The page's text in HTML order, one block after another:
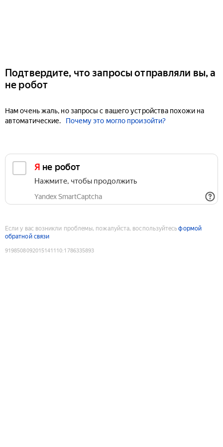
Подтвердите, что запросы отправляли вы, а
не робот
Нам очень жаль, но запросы с вашего устройства похожи на
автоматические.
Почему это могло произойти?
Я не робот
Нажмите, чтобы продолжить
Yandex SmartCaptcha
Если у вас возникли проблемы, пожалуйста, воспользуйтесьформой
обратной связи
9198508092015141110:1786335893